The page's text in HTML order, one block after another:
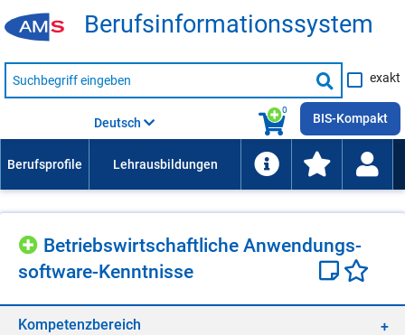
Be­rufs­in­for­ma­ti­ons­sys­tem
Suche
nach
Suche
starten
exakt
0
Deutsch BIS-Kompakt
Be­triebs­wirt­schaft­li­che An­wen­dungs­
soft­ware-Kennt­nis­se
Kom­pe­tenz­be­reich